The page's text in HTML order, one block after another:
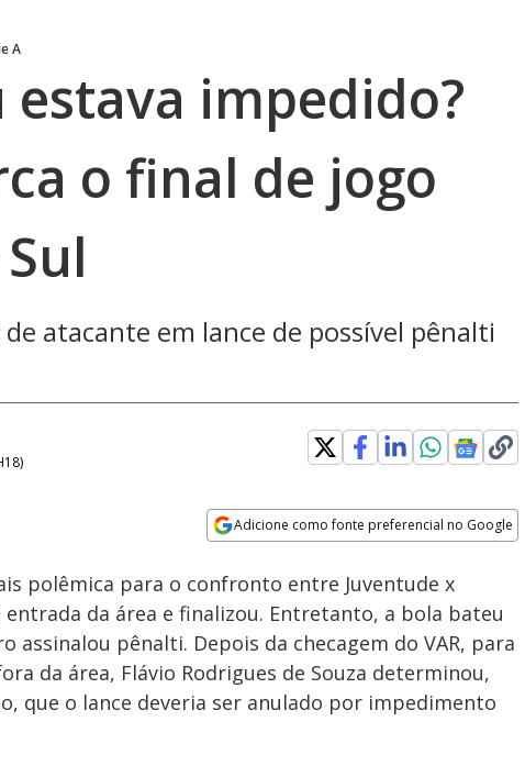
A
impedido?
o final de jogo
atacante em lance de possível pênalti
)
Adicione como fonte preferencial no Google
Velocidade
polêmica para o confronto entre Juventude x
da área e finalizou. Entretanto, a bola bateu
assinalou pênalti. Depois da checagem do VAR, para
da área, Flávio Rodrigues de Souza determinou,
que o lance deveria ser anulado por impedimento